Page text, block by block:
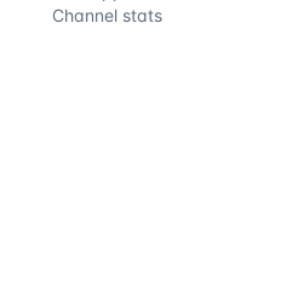
Channel stats